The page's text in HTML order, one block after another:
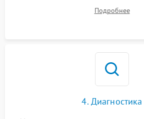
Подробнее
4. Диагностика